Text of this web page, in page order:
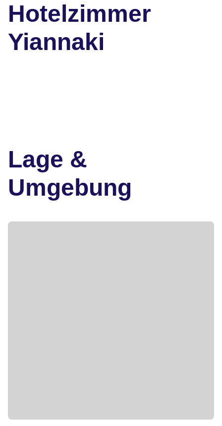
Hotelzimmer
Yiannaki
Lage &
Umgebung